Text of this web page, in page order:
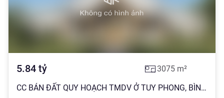
5.84 tỷ 3075 m²
CC BÁN ĐẤT QUY HOẠCH TMDV Ở TUY PHONG, BÌNH THUẬN